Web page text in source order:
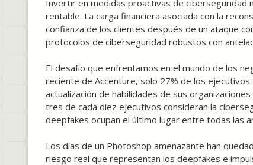
Invertir en medidas proactivas de ciberseguridad
rentable. La carga financiera asociada con la
confianza de los clientes después de un ataque
protocolos de ciberseguridad robustos con
El desafío que enfrentamos en el mundo de los
reciente de Accenture, solo 27% de los
actualización de habilidades de sus
tres de cada diez ejecutivos consideran la
deepfakes ocupan el último lugar entre todas las
Los días de un Photoshop amenazante han
riesgo real que representan los deepfakes e